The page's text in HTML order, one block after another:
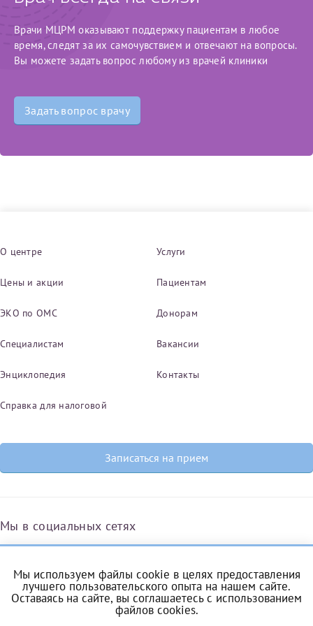
Врачи МЦРМ оказывают поддержку пациентам в любое
время, следят за их самочувствием и отвечают на вопросы.
Вы можете задать вопрос любому из врачей клиники
Задать вопрос врачу
О центре Услуги
Цены и акции Пациентам
ЭКО по ОМС Донорам
Специалистам Вакансии
Энциклопедия Контакты
Справка для налоговой
Записаться на прием
Мы в социальных сетях
Вконтакте ОдноклассникиЯндекс.Дзен Telegram Max
Я подтверждаю свое согласие на передачу указанной мной
информации в электронной форме (в том числе персональных
данных) по открытым каналам связи сети Интернет.
Мы используем файлы cookie в целях предоставления
лучшего пользовательского опыта на нашем сайте.
Оставаясь на сайте, вы соглашаетесь с использованием
файлов cookies.